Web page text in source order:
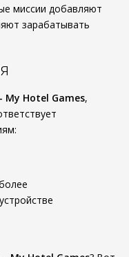
миссии добавляют
зарабатывать
My Hotel Games,